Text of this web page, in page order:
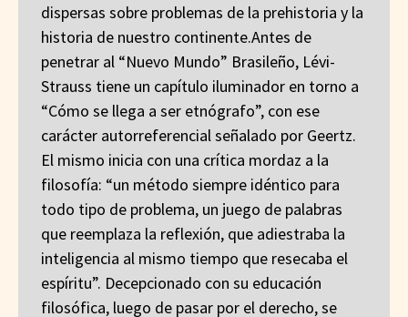
dispersas sobre problemas de la prehistoria y la
historia de nuestro continente.Antes de
penetrar al “Nuevo Mundo” Brasileño, Lévi-
Strauss tiene un capítulo iluminador en torno a
“Cómo se llega a ser etnógrafo”, con ese
carácter autorreferencial señalado por Geertz.
El mismo inicia con una crítica mordaz a la
filosofía: “un método siempre idéntico para
todo tipo de problema, un juego de palabras
que reemplaza la reflexión, que adiestraba la
inteligencia al mismo tiempo que resecaba el
espíritu”. Decepcionado con su educación
filosófica, luego de pasar por el derecho, se